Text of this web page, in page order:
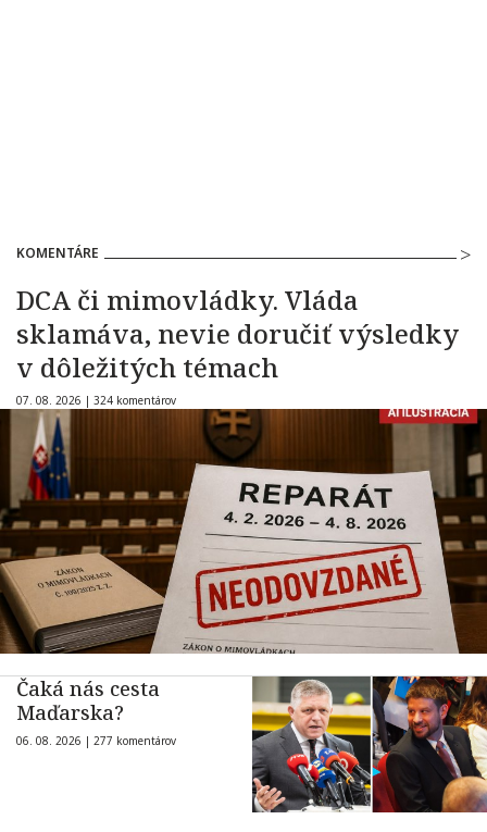
KOMENTÁRE
DCA či mimovládky. Vláda
sklamáva, nevie doručiť výsledky
v dôležitých témach
07. 08. 2026 | 324 komentárov
Čaká nás cesta
Maďarska?
06. 08. 2026 | 277 komentárov